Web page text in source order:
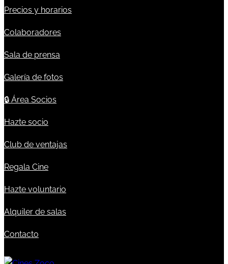
Precios y horarios
Colaboradores
Sala de prensa
Galería de fotos
🔒 Área Socios
Hazte socio
Club de ventajas
Regala Cine
Hazte voluntario
Alquiler de salas
Contacto